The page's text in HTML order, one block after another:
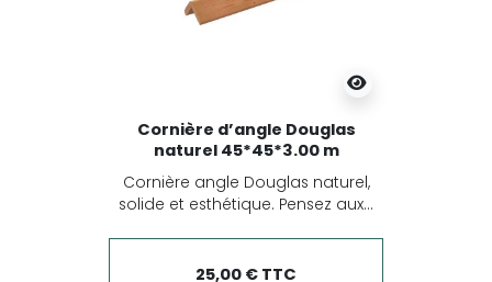
Cornière d’angle Douglas
naturel 45*45*3.00 m
Cornière angle Douglas naturel,
solide et esthétique. Pensez aux...
25,00 € TTC